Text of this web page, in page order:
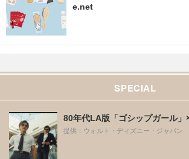
e.net
SPECIAL
80年代LA版「ゴシップガール
提供：ウォルト・ディズニー・ジャパン